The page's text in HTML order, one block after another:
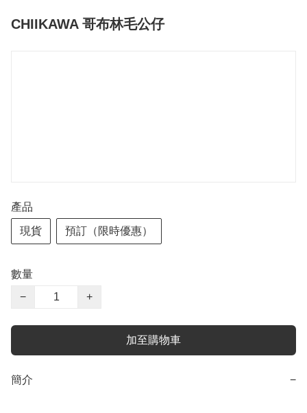
CHIIKAWA 哥布林毛公仔
產品
現貨 預訂（限時優惠）
數量
−
+
加至購物車
簡介 −